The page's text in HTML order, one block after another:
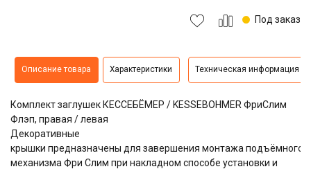
Под заказ
Описание товара Характеристики Техническая информация
Комплект заглушек КЕССЕБЁМЕР / KESSEBOHMER ФриСлим
Флэп, правая / левая
Декоративные
крышки предназначены для завершения монтажа подъёмного
механизма Фри Слим при накладном способе установки и